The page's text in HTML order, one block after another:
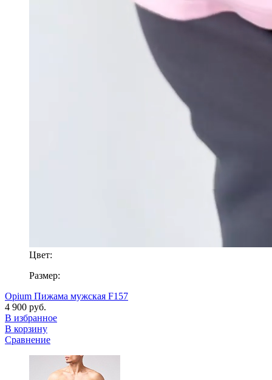
Цвет:
Размер:
Opium Пижама мужская F157
4 900 руб.
В избранное
В корзину
Сравнение